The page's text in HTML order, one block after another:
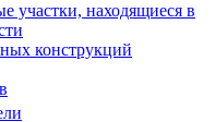
участки, находящиеся в
конструкций